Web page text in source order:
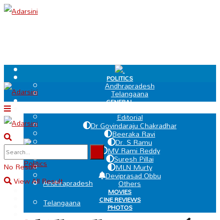
.
POLITICS
Andhrapradesh
Telangaana
GENERAL
Editorial
Dr Govindaraju Chakradhar
Beeraka Ravi
Dr. S Ramu
MV Rami Reddy
Suresh Pillai
MLN Murty
Deviprasad Obbu
Others
MOVIES
CINE REVIEWS
PHOTOS
VIDEOS
.
Politics
Andhrapradesh
Telangaana
No Result
View All Result